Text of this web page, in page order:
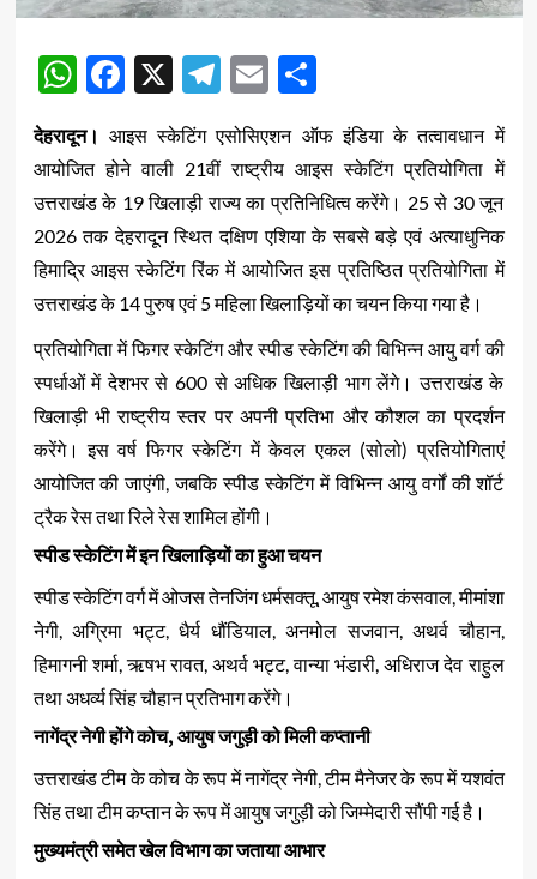
WhatsApp
Facebook
X Telegram
EmailShare
देहरादून। आइस स्केटिंग एसोसिएशन ऑफ इंडिया के तत्वावधान में
आयोजित होने वाली 21वीं राष्ट्रीय आइस स्केटिंग प्रतियोगिता में
उत्तराखंड के 19 खिलाड़ी राज्य का प्रतिनिधित्व करेंगे। 25 से 30 जून
2026 तक देहरादून स्थित दक्षिण एशिया के सबसे बड़े एवं अत्याधुनिक
हिमाद्रि आइस स्केटिंग रिंक में आयोजित इस प्रतिष्ठित प्रतियोगिता में
उत्तराखंड के 14 पुरुष एवं 5 महिला खिलाड़ियों का चयन किया गया है।
प्रतियोगिता में फिगर स्केटिंग और स्पीड स्केटिंग की विभिन्न आयु वर्ग की
स्पर्धाओं में देशभर से 600 से अधिक खिलाड़ी भाग लेंगे। उत्तराखंड के
खिलाड़ी भी राष्ट्रीय स्तर पर अपनी प्रतिभा और कौशल का प्रदर्शन
करेंगे। इस वर्ष फिगर स्केटिंग में केवल एकल (सोलो) प्रतियोगिताएं
आयोजित की जाएंगी, जबकि स्पीड स्केटिंग में विभिन्न आयु वर्गों की शॉर्ट
ट्रैक रेस तथा रिले रेस शामिल होंगी।
स्पीड स्केटिंग में इन खिलाड़ियों का हुआ चयन
स्पीड स्केटिंग वर्ग में ओजस तेनजिंग धर्मसक्तू, आयुष रमेश कंसवाल, मीमांशा
नेगी, अग्रिमा भट्ट, धैर्य धौंडियाल, अनमोल सजवान, अथर्व चौहान,
हिमागनी शर्मा, ऋषभ रावत, अथर्व भट्ट, वान्या भंडारी, अधिराज देव राहुल
तथा अधर्व्य सिंह चौहान प्रतिभाग करेंगे।
नागेंद्र नेगी होंगे कोच, आयुष जगुड़ी को मिली कप्तानी
उत्तराखंड टीम के कोच के रूप में नागेंद्र नेगी, टीम मैनेजर के रूप में यशवंत
सिंह तथा टीम कप्तान के रूप में आयुष जगुड़ी को जिम्मेदारी सौंपी गई है।
मुख्यमंत्री समेत खेल विभाग का जताया आभार